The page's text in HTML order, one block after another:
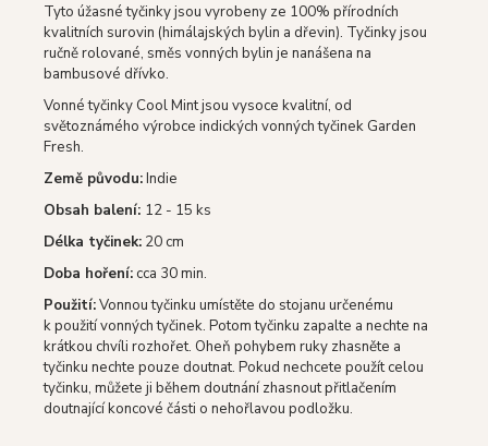
Tyto úžasné tyčinky jsou vyrobeny ze 100% přírodních
kvalitních surovin (himálajských bylin a dřevin). Tyčinky jsou
ručně rolované, směs vonných bylin je nanášena na
bambusové dřívko.
Vonné tyčinky Cool Mint jsou vysoce kvalitní, od
světoznámého výrobce indických vonných tyčinek Garden
Fresh.
Země původu:Indie
Obsah balení: 12 - 15 ks
Délka tyčinek: 20 cm
Doba hoření:cca 30 min.
Použití:Vonnou tyčinku umístěte do stojanu určenému
k použití vonných tyčinek. Potom tyčinku zapalte a nechte na
krátkou chvíli rozhořet. Oheň pohybem ruky zhasněte a
tyčinku nechte pouze doutnat. Pokud nechcete použít celou
tyčinku, můžete ji během doutnání zhasnout přitlačením
doutnající koncové části o nehořlavou podložku.